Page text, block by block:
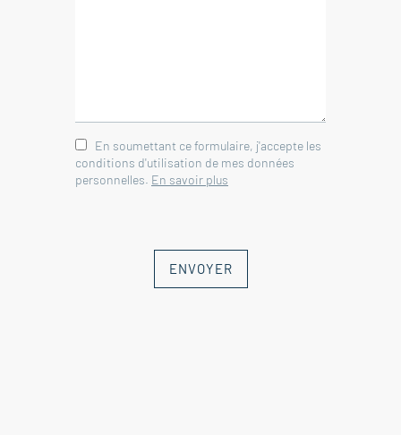
En soumettant ce formulaire, j'accepte les
conditions d'utilisation de mes données
personnelles. En savoir plus
ENVOYER